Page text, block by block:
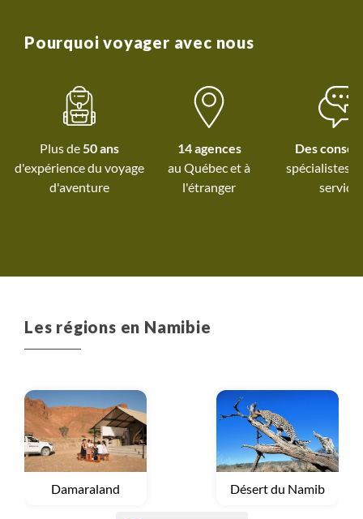
Pourquoi voyager avec nous
Plus de 50 ans
d'expérience du voyage
d'aventure
14 agences
au Québec età
l'étranger
Des
spécialistes
service
Les régions en Namibie
Voyage
Damaraland Voyage
Désert du Namib